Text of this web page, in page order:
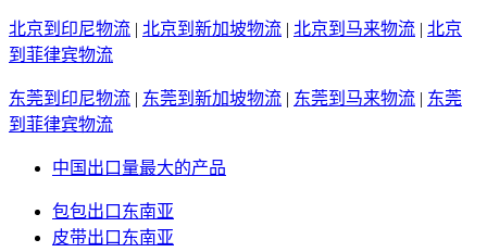
北京到印尼物流 | 北京到新加坡物流 | 北京到马来物流 | 北京
到菲律宾物流
东莞到印尼物流 | 东莞到新加坡物流 | 东莞到马来物流 | 东莞
到菲律宾物流
中国出口量最大的产品
包包出口东南亚
皮带出口东南亚